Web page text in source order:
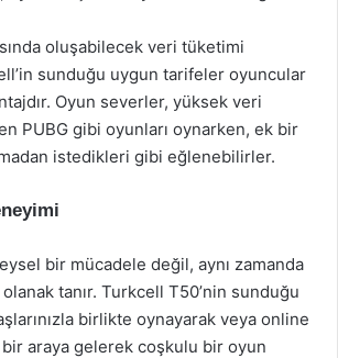
oluşabilecek veri tüketimi
sunduğu uygun tarifeler oyuncular
Oyun severler, yüksek veri
PUBG gibi oyunları oynarken, ek bir
istedikleri gibi eğlenebilirler.
bir mücadele değil, aynı zamanda
tanır. Turkcell T50’nin sunduğu
birlikte oynayarak veya online
araya gelerek coşkulu bir oyun